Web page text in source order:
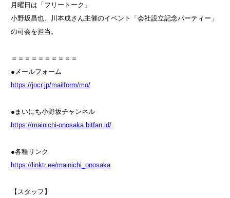
月曜日は「フリートーク」
小野坂昌也、川本成さん主催のイベント「会社設立記念パーティー」
の司会を担当。
＝＝＝＝＝＝＝＝＝＝
●メールフォーム
⁠⁠⁠⁠⁠⁠⁠⁠⁠⁠⁠⁠⁠⁠⁠⁠⁠⁠⁠⁠⁠⁠⁠⁠⁠⁠⁠⁠⁠⁠⁠⁠⁠⁠⁠⁠⁠⁠⁠⁠⁠⁠⁠⁠⁠⁠⁠⁠⁠⁠⁠⁠⁠⁠⁠⁠⁠⁠⁠⁠⁠⁠⁠⁠⁠⁠⁠⁠⁠⁠⁠⁠⁠⁠⁠⁠⁠⁠⁠⁠⁠⁠⁠⁠⁠⁠⁠⁠⁠⁠⁠⁠⁠⁠⁠⁠⁠⁠⁠⁠⁠⁠⁠⁠⁠⁠⁠⁠⁠⁠⁠⁠⁠⁠⁠⁠⁠⁠⁠⁠⁠⁠⁠⁠⁠⁠⁠⁠⁠⁠⁠⁠⁠⁠⁠⁠⁠⁠⁠⁠⁠⁠⁠⁠⁠⁠⁠⁠⁠⁠⁠⁠⁠⁠⁠⁠⁠⁠⁠⁠⁠⁠⁠⁠⁠⁠⁠⁠⁠⁠⁠⁠⁠⁠⁠⁠⁠⁠⁠⁠⁠⁠⁠⁠⁠⁠⁠⁠⁠⁠⁠⁠⁠⁠⁠⁠⁠https://jocr.jp/mailform/mo/⁠⁠⁠⁠⁠⁠⁠⁠⁠⁠⁠⁠⁠⁠⁠⁠⁠⁠⁠⁠⁠⁠⁠⁠⁠⁠⁠⁠⁠⁠⁠⁠⁠⁠⁠⁠⁠⁠⁠⁠⁠⁠⁠⁠⁠⁠⁠⁠⁠⁠⁠⁠⁠⁠⁠⁠⁠⁠⁠⁠⁠⁠⁠⁠⁠⁠⁠⁠⁠⁠⁠⁠⁠⁠⁠⁠⁠⁠⁠⁠⁠⁠⁠⁠⁠⁠⁠⁠⁠⁠⁠⁠⁠⁠⁠⁠⁠⁠⁠⁠⁠⁠⁠⁠⁠⁠⁠⁠⁠⁠⁠⁠⁠⁠⁠⁠⁠⁠⁠⁠⁠⁠⁠⁠⁠⁠⁠⁠⁠⁠⁠⁠⁠⁠⁠⁠⁠⁠⁠⁠⁠⁠⁠⁠⁠⁠⁠⁠⁠⁠⁠⁠⁠⁠⁠⁠⁠⁠⁠⁠⁠⁠⁠⁠⁠⁠⁠⁠⁠⁠⁠⁠⁠⁠⁠⁠⁠⁠⁠⁠⁠⁠⁠⁠⁠⁠⁠⁠⁠⁠⁠⁠⁠⁠⁠⁠⁠
●まいにち小野坂チャンネル
⁠⁠⁠⁠⁠⁠⁠⁠⁠⁠⁠⁠⁠⁠⁠⁠⁠⁠⁠⁠⁠⁠⁠⁠⁠⁠⁠⁠⁠⁠⁠⁠⁠⁠⁠⁠⁠⁠⁠⁠⁠⁠⁠⁠⁠⁠⁠⁠⁠⁠⁠⁠⁠⁠⁠⁠⁠⁠⁠⁠⁠⁠⁠⁠⁠⁠⁠⁠⁠⁠⁠⁠⁠⁠⁠⁠⁠⁠⁠⁠⁠⁠⁠⁠⁠⁠⁠⁠⁠⁠⁠⁠⁠⁠⁠⁠⁠⁠⁠⁠⁠⁠⁠⁠⁠⁠⁠⁠⁠⁠⁠⁠⁠⁠⁠⁠⁠⁠⁠⁠⁠⁠⁠⁠⁠⁠⁠⁠⁠⁠⁠⁠⁠⁠⁠⁠⁠⁠⁠⁠⁠⁠⁠⁠⁠⁠⁠⁠⁠⁠⁠⁠⁠⁠⁠⁠⁠⁠⁠⁠⁠⁠⁠⁠⁠⁠⁠⁠⁠⁠⁠⁠⁠⁠⁠⁠⁠⁠⁠⁠⁠⁠⁠⁠⁠⁠⁠⁠⁠⁠⁠⁠⁠⁠⁠⁠⁠https://mainichi-onosaka.bitfan.id/⁠⁠⁠⁠⁠⁠⁠⁠⁠⁠⁠⁠⁠⁠⁠⁠⁠⁠⁠⁠⁠⁠⁠⁠⁠⁠⁠⁠⁠⁠⁠⁠⁠⁠⁠⁠⁠⁠⁠⁠⁠⁠⁠⁠⁠⁠⁠⁠⁠⁠⁠⁠⁠⁠⁠⁠⁠⁠⁠⁠⁠⁠⁠⁠⁠⁠⁠⁠⁠⁠⁠⁠⁠⁠⁠⁠⁠⁠⁠⁠⁠⁠⁠⁠⁠⁠⁠⁠⁠⁠⁠⁠⁠⁠⁠⁠⁠⁠⁠⁠⁠⁠⁠⁠⁠⁠⁠⁠⁠⁠⁠⁠⁠⁠⁠⁠⁠⁠⁠⁠⁠⁠⁠⁠⁠⁠⁠⁠⁠⁠⁠⁠⁠⁠⁠⁠⁠⁠⁠⁠⁠⁠⁠⁠⁠⁠⁠⁠⁠⁠⁠⁠⁠⁠⁠⁠⁠⁠⁠⁠⁠⁠⁠⁠⁠⁠⁠⁠⁠⁠⁠⁠⁠⁠⁠⁠⁠⁠⁠⁠⁠⁠⁠⁠⁠⁠⁠⁠⁠⁠⁠⁠⁠⁠⁠⁠⁠
●各種リンク
⁠⁠⁠⁠⁠⁠⁠⁠⁠⁠⁠⁠⁠⁠⁠⁠⁠⁠⁠⁠⁠⁠⁠⁠⁠⁠⁠⁠⁠⁠⁠⁠⁠⁠⁠⁠⁠⁠⁠⁠⁠⁠⁠⁠⁠⁠⁠⁠⁠⁠⁠⁠⁠⁠⁠⁠⁠⁠⁠⁠⁠⁠⁠⁠⁠⁠⁠⁠⁠⁠⁠⁠⁠⁠⁠⁠⁠⁠⁠⁠⁠⁠⁠⁠⁠⁠⁠⁠⁠⁠⁠⁠⁠⁠⁠⁠⁠⁠⁠⁠⁠⁠⁠⁠⁠⁠⁠⁠⁠⁠⁠⁠⁠⁠⁠⁠⁠⁠⁠⁠⁠⁠⁠⁠⁠⁠⁠⁠⁠⁠⁠⁠⁠⁠⁠⁠⁠⁠⁠⁠⁠⁠⁠⁠⁠⁠⁠⁠⁠⁠⁠⁠⁠⁠⁠⁠⁠⁠⁠⁠⁠⁠⁠⁠⁠⁠⁠⁠⁠⁠⁠⁠⁠⁠⁠⁠⁠⁠⁠⁠⁠⁠⁠⁠⁠⁠⁠⁠⁠⁠⁠⁠⁠⁠⁠⁠⁠https://linktr.ee/mainichi_onosaka⁠⁠⁠⁠⁠⁠⁠⁠⁠⁠⁠⁠⁠⁠⁠⁠⁠⁠⁠⁠⁠⁠⁠⁠⁠⁠⁠⁠⁠⁠⁠⁠⁠⁠⁠⁠⁠⁠⁠⁠⁠⁠⁠⁠⁠⁠⁠⁠⁠⁠⁠⁠⁠⁠⁠⁠⁠⁠⁠⁠⁠⁠⁠⁠⁠⁠⁠⁠⁠⁠⁠⁠⁠⁠⁠⁠⁠⁠⁠⁠⁠⁠⁠⁠⁠⁠⁠⁠⁠⁠⁠⁠⁠⁠⁠⁠⁠⁠⁠⁠⁠⁠⁠⁠⁠⁠⁠⁠⁠⁠⁠⁠⁠⁠⁠⁠⁠⁠⁠⁠⁠⁠⁠⁠⁠⁠⁠⁠⁠⁠⁠⁠⁠⁠⁠⁠⁠⁠⁠⁠⁠⁠⁠⁠⁠⁠⁠⁠⁠⁠⁠⁠⁠⁠⁠⁠⁠⁠⁠⁠⁠⁠⁠⁠⁠⁠⁠⁠⁠⁠⁠⁠⁠⁠⁠⁠⁠⁠⁠⁠⁠⁠⁠⁠⁠⁠⁠⁠⁠⁠⁠⁠⁠⁠⁠⁠⁠
【スタッフ】